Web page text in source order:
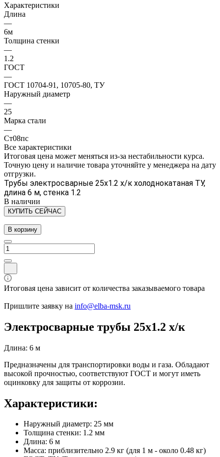
Характеристики
Длина
—
6м
Толщина стенки
—
1.2
ГОСТ
—
ГОСТ 10704-91, 10705-80, ТУ
Наружный диаметр
—
25
Марка стали
—
Ст08пс
Все характеристики
Итоговая цена может меняться из-за нестабильности курса.
Точную цену и наличие товара уточняйте у менеджера на дату
отгрузки.
Трубы электросварные 25х1.2 х/к холоднокатаная ТУ,
длина 6 м, стенка 1.2
В наличии
КУПИТЬ СЕЙЧАС
В корзину
Итоговая цена зависит от количества заказываемого товара
Пришлите заявку на info@elba-msk.ru
Электросварные трубы 25х1.2 х/к
Длина: 6 м
Предназначены для транспортировки воды и газа. Обладают
высокой прочностью, соответствуют ГОСТ и могут иметь
оцинковку для защиты от коррозии.
Характеристики:
Наружный диаметр: 25 мм
Толщина стенки: 1.2 мм
Длина: 6 м
Масса: приблизительно 2.9 кг (для 1 м - около 0.48 кг)